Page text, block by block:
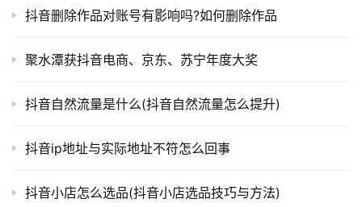
抖音删除作品对账号有影响吗?如何删除作品
聚水潭获抖音电商、京东、苏宁年度大奖
抖音自然流量是什么(抖音自然流量怎么提升)
抖音ip地址与实际地址不符怎么回事
抖音小店怎么选品(抖音小店选品技巧与方法)